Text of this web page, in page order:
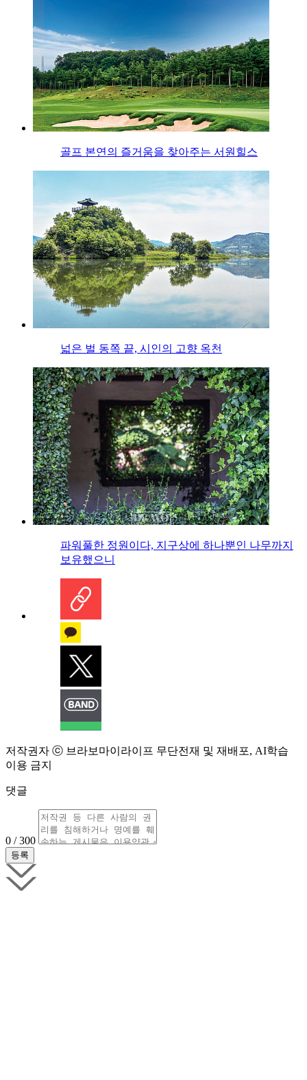
골프 본연의 즐거움을 찾아주는 서원힐스
넓은 벌 동쪽 끝, 시인의 고향 옥천
파워풀한 정원이다, 지구상에 하나뿐인 나무까지
보유했으니
저작권자 ⓒ 브라보마이라이프 무단전재 및 재배포, AI학습
이용 금지
댓글
0 / 300